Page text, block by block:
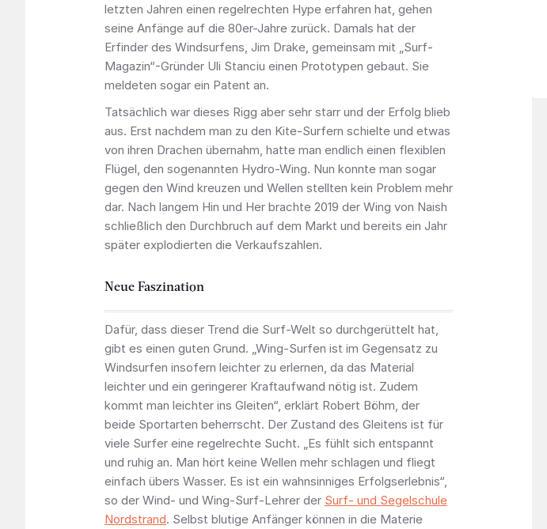
letzten Jahren einen regelrechten Hype erfahren hat, gehen
seine Anfänge auf die 80er-Jahre zurück. Damals hat der
Erfinder des Windsurfens, Jim Drake, gemeinsam mit „Surf-
Magazin“-Gründer Uli Stanciu einen Prototypen gebaut. Sie
meldeten sogar ein Patent an.
Tatsächlich war dieses Rigg aber sehr starr und der Erfolg blieb
aus. Erst nachdem man zu den Kite-Surfern schielte und etwas
von ihren Drachen übernahm, hatte man endlich einen flexiblen
Flügel, den sogenannten Hydro-Wing. Nun konnte man sogar
gegen den Wind kreuzen und Wellen stellten kein Problem mehr
dar. Nach langem Hin und Her brachte 2019 der Wing von Naish
schließlich den Durchbruch auf dem Markt und bereits ein Jahr
später explodierten die Verkaufszahlen.
Neue Faszination
Dafür, dass dieser Trend die Surf-Welt so durchgerüttelt hat,
gibt es einen guten Grund. „Wing-Surfen ist im Gegensatz zu
Windsurfen insofern leichter zu erlernen, da das Material
leichter und ein geringerer Kraftaufwand nötig ist. Zudem
kommt man leichter ins Gleiten“, erklärt Robert Böhm, der
beide Sportarten beherrscht. Der Zustand des Gleitens ist für
viele Surfer eine regelrechte Sucht. „Es fühlt sich entspannt
und ruhig an. Man hört keine Wellen mehr schlagen und fliegt
einfach übers Wasser. Es ist ein wahnsinniges Erfolgserlebnis“,
so der Wind- und Wing-Surf-Lehrer der Surf- und Segelschule
Nordstrand. Selbst blutige Anfänger können in die Materie